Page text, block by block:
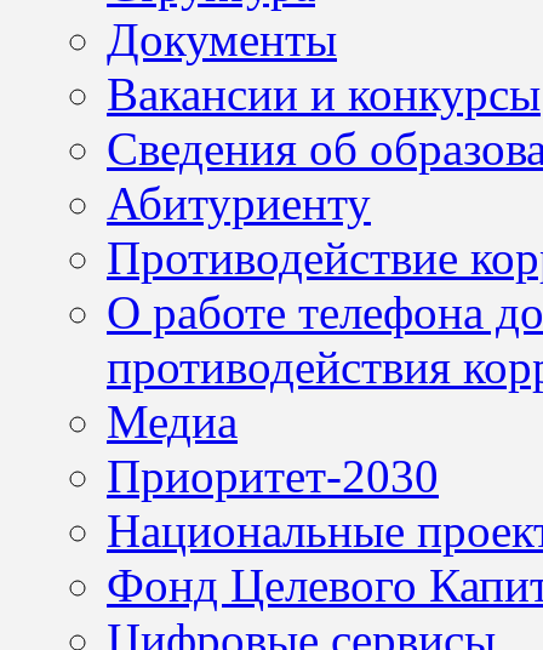
Документы
Вакансии и конкурсы
Сведения об
Абитуриенту
Противодействие
О работе телефона
противодействия
Медиа
Приоритет-2030
Национальные
Фонд Целевого
Цифровые сервисы